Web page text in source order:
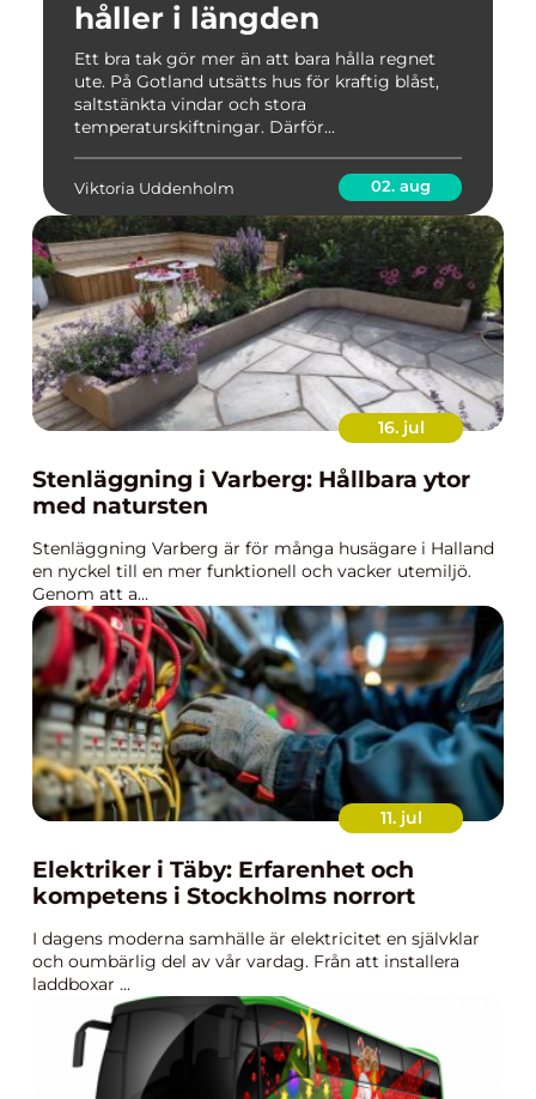
håller i längden
Ett bra tak gör mer än att bara hålla regnet
ute. På Gotland utsätts hus för kraftig blåst,
saltstänkta vindar och stora
temperaturskiftningar. Därför...
Viktoria Uddenholm 02. aug
16. jul
Stenläggning i Varberg: Hållbara ytor
med natursten
Stenläggning Varberg är för många husägare i Halland
en nyckel till en mer funktionell och vacker utemiljö.
Genom att a...
11. jul
Elektriker i Täby: Erfarenhet och
kompetens i Stockholms norrort
I dagens moderna samhälle är elektricitet en självklar
och oumbärlig del av vår vardag. Från att installera
laddboxar ...